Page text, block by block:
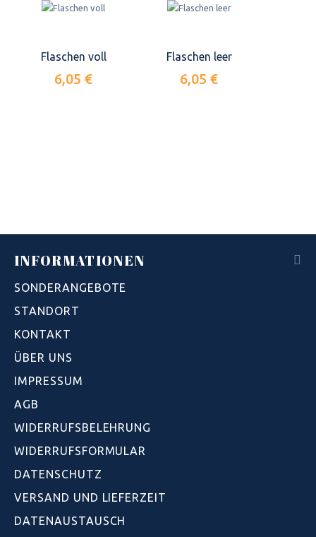
Flaschen voll
6,05 €
Flaschen leer
6,05 €
INFORMATIONEN
SONDERANGEBOTE
STANDORT
KONTAKT
ÜBER UNS
IMPRESSUM
AGB
WIDERRUFSBELEHRUNG
WIDERRUFSFORMULAR
DATENSCHUTZ
VERSAND UND LIEFERZEIT
DATENAUSTAUSCH